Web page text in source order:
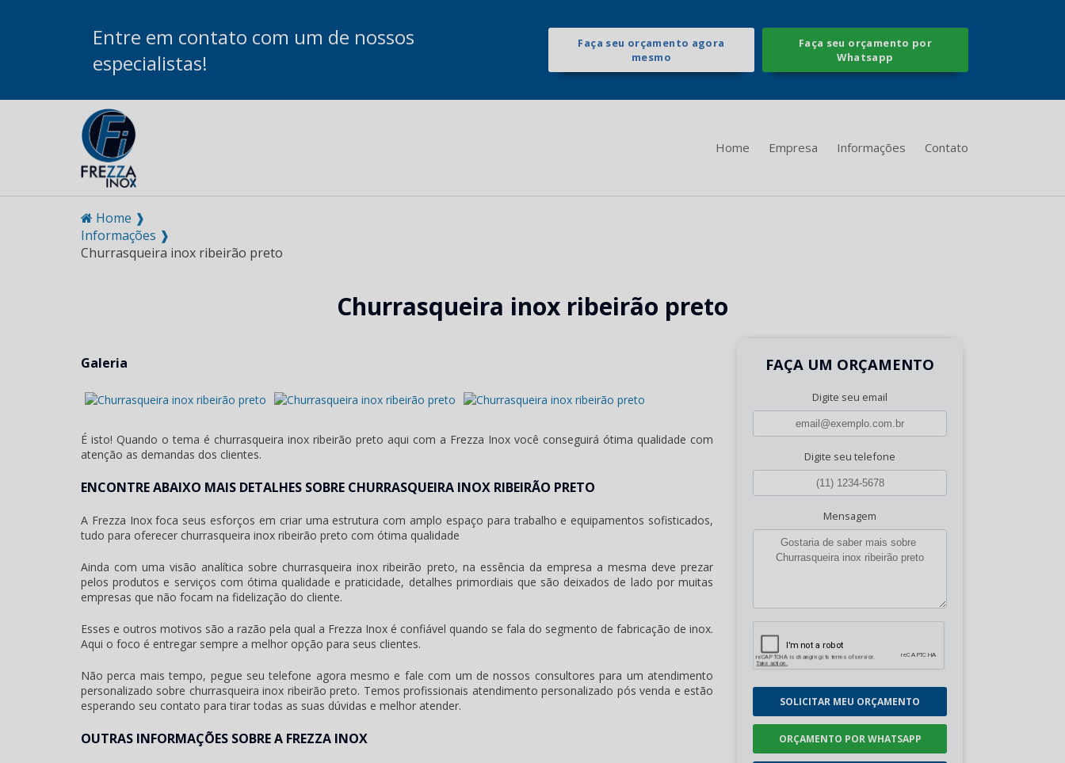
Entre em contato com um de nossos
especialistas!
Faça seu orçamento agora
mesmo
Faça seu orçamento por
Whatsapp
Home Empresa Informações Contato
Home ❱
Informações ❱
Churrasqueira inox ribeirão preto
Churrasqueira inox ribeirão preto
Galeria
É isto! Quando o tema é churrasqueira inox ribeirão preto aqui com a Frezza Inox você conseguirá ótima qualidade com
atenção as demandas dos clientes.
ENCONTRE ABAIXO MAIS DETALHES SOBRE CHURRASQUEIRA INOX RIBEIRÃO PRETO
A Frezza Inox foca seus esforços em criar uma estrutura com amplo espaço para trabalho e equipamentos sofisticados,
tudo para oferecer churrasqueira inox ribeirão preto com ótima qualidade
Ainda com uma visão analítica sobre churrasqueira inox ribeirão preto, na essência da empresa a mesma deve prezar
pelos produtos e serviços com ótima qualidade e praticidade, detalhes primordiais que são deixados de lado por muitas
empresas que não focam na fidelização do cliente.
Esses e outros motivos são a razão pela qual a Frezza Inox é confiável quando se fala do segmento de fabricação de inox.
Aqui o foco é entregar sempre a melhor opção para seus clientes.
Não perca mais tempo, pegue seu telefone agora mesmo e fale com um de nossos consultores para um atendimento
personalizado sobre churrasqueira inox ribeirão preto. Temos profissionais atendimento personalizado pós venda e estão
esperando seu contato para tirar todas as suas dúvidas e melhor atender.
OUTRAS INFORMAÇÕES SOBRE A FREZZA INOX
FAÇA UM ORÇAMENTO
Digite seu email
Digite seu telefone
Mensagem
SOLICITAR MEU ORÇAMENTO
ORÇAMENTO POR WHATSAPP